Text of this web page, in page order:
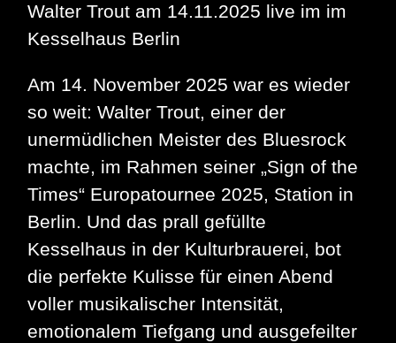
Walter Trout am 14.11.2025 live im im
Kesselhaus Berlin
Am 14. November 2025 war es wieder
so weit: Walter Trout, einer der
unermüdlichen Meister des Bluesrock
machte, im Rahmen seiner „Sign of the
Times“ Europatournee 2025, Station in
Berlin. Und das prall gefüllte
Kesselhaus in der Kulturbrauerei, bot
die perfekte Kulisse für einen Abend
voller musikalischer Intensität,
emotionalem Tiefgang und ausgefeilter